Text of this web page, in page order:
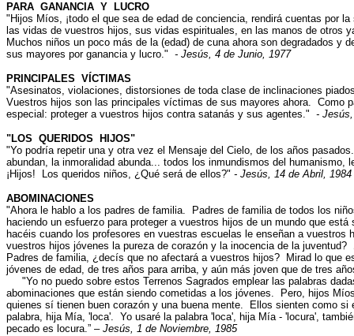
PARA GANANCIA Y LUCRO
"Hijos Míos, ¡todo el que sea de edad de conciencia, rendirá cuentas por
las vidas de vuestros hijos, sus vidas espirituales, en las manos de otros
Muchos niños un poco más de la (edad) de cuna ahora son degradados y
sus mayores por ganancia y lucro." - Jesús, 4 de Junio, 1977
PRINCIPALES VÍCTIMAS
"Asesinatos, violaciones, distorsiones de toda clase de inclinaciones
Vuestros hijos son las principales víctimas de sus mayores ahora. Como
especial: proteger a vuestros hijos contra satanás y sus agentes." -
"LOS QUERIDOS HIJOS"
"Yo podría repetir una y otra vez el Mensaje del Cielo, de los años
abundan, la inmoralidad abunda... todos los inmundismos del
¡Hijos! Los queridos niños, ¿Qué será de ellos?" - Jesús, 14 de Abril, 1984
ABOMINACIONES
"Ahora le hablo a los padres de familia. Padres de familia de todos los
haciendo un esfuerzo para proteger a vuestros hijos de un mundo que
hacéis cuando los profesores en vuestras escuelas le enseñan a vuestros
vuestros hijos jóvenes la pureza de corazón y la inocencia de la
Padres de familia, ¿decís que no afectará a vuestros hijos? Mirad lo que
jóvenes de edad, de tres años para arriba, y aún más joven que de tres
"Yo no puedo sobre estos Terrenos Sagrados emplear las palabras
abominaciones que están siendo cometidas a los jóvenes. Pero, hijos
quienes sí tienen buen corazón y una buena mente. Ellos sienten como si
palabra, hija Mía, 'loca'. Yo usaré la palabra 'loca', hija Mía - 'locura',
pecado es locura.” – Jesús, 1 de Noviembre, 1985